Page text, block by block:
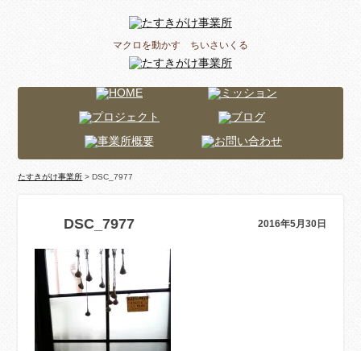
マクロを動かす ちいさいくる
たすきがけ事業所 > DSC_7977
DSC_7977 2016年5月30日